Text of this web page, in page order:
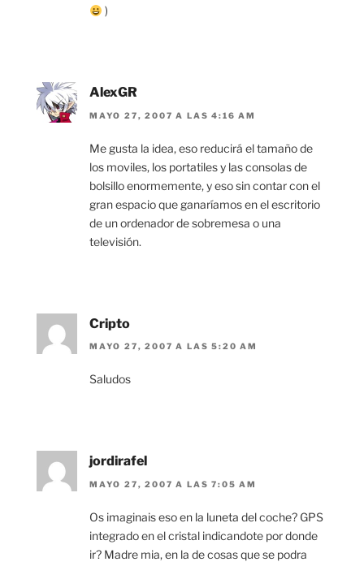
)
AlexGR
MAYO 27, 2007 A LAS 4:16 AM
Me gusta la idea, eso reducirá el tamaño de
los moviles, los portatiles y las consolas de
bolsillo enormemente, y eso sin contar con el
gran espacio que ganaríamos en el escritorio
de un ordenador de sobremesa o una
televisión.
Cripto
MAYO 27, 2007 A LAS 5:20 AM
Saludos
jordirafel
MAYO 27, 2007 A LAS 7:05 AM
Os imaginais eso en la luneta del coche? GPS
integrado en el cristal indicandote por donde
ir? Madre mia, en la de cosas que se podra